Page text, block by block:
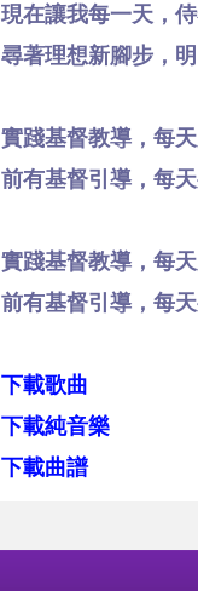
現在讓我每一天，
尋著理想新腳步，
實踐基督教導，每
前有基督引導，每
實踐基督教導，每
前有基督引導，每
下載歌曲
下載純音樂
下載曲譜